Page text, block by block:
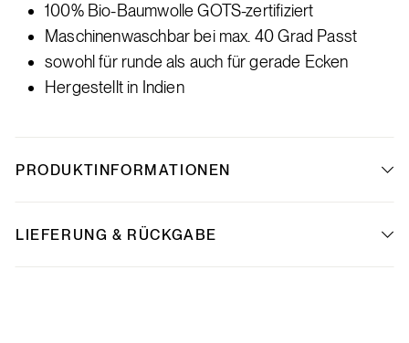
100% Bio-Baumwolle GOTS-zertifiziert
Maschinenwaschbar bei max. 40 Grad Passt
sowohl für runde als auch für gerade Ecken
Hergestellt in Indien
PRODUKTINFORMATIONEN
LIEFERUNG & RÜCKGABE